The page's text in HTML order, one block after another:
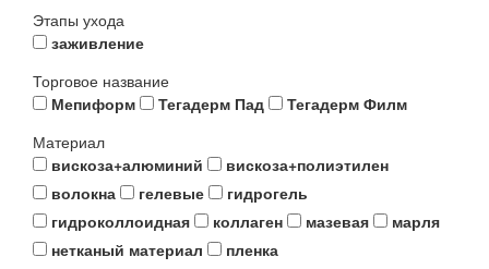
Этапы ухода
заживление
Торговое название
Мепиформ
Тегадерм Пад
Тегадерм Филм
Материал
вискоза+алюминий
вискоза+полиэтилен
волокна
гелевые
гидрогель
гидроколлоидная
коллаген мазевая
марля
нетканый материал
пленка